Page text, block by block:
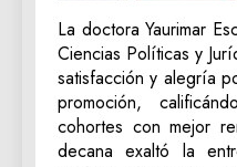
La doctora Yaurimar
Ciencias Políticas y
satisfacción y alegría
promoción,
cohortes con mejor
decana exaltó la